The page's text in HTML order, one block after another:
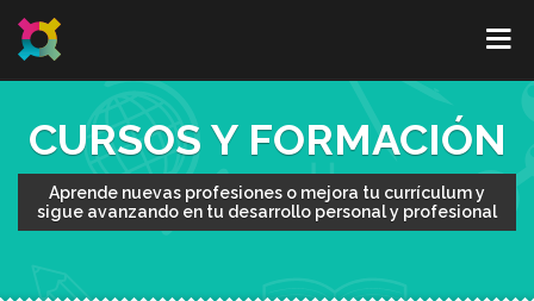
CURSOS Y FORMACIÓN
Aprende nuevas profesiones o mejora tu currículum y
sigue avanzando en tu desarrollo personal y profesional